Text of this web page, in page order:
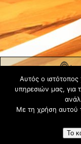
Αυτός ο
υπηρεσιών μας, για
Με τη χρήση αυτού
Το